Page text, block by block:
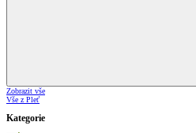
Zobrazit vše
Vše z Pleť
Kategorie